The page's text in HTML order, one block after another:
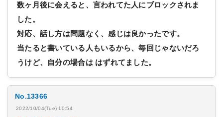
数ヶ月後に会えると、言われてた人にブロックされま
した。
対応、話し方は問題なく、感じは良かったです。
当たると書いている人もいるから、毎回じゃないだろ
うけど、自分の場合は はずれてました。
No.13366
2022/10/04(Tue) 10:54